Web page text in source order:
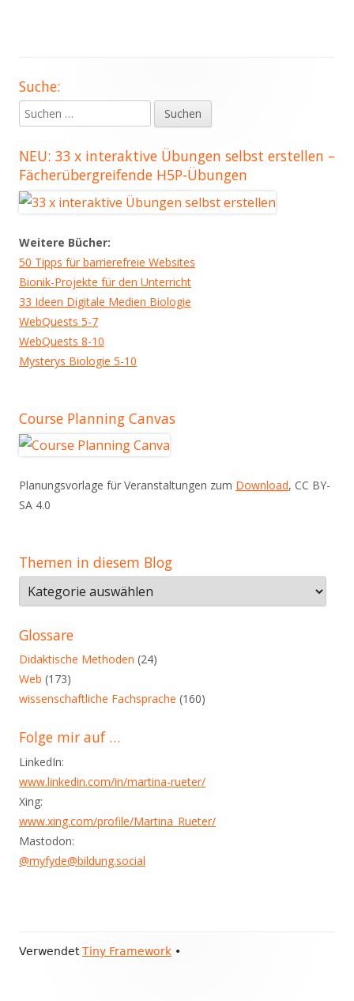
Haupt-
Seitenleiste
Suche:
Suchen
nach:
NEU: 33 x interaktive Übungen selbst erstellen –
Fächerübergreifende H5P-Übungen
Weitere Bücher:
50 Tipps für barrierefreie Websites
Bionik-Projekte für den Unterricht
33 Ideen Digitale Medien Biologie
WebQuests 5-7
WebQuests 8-10
Mysterys Biologie 5-10
Course Planning Canvas
Planungsvorlage für Veranstaltungen zum Download, CC BY-
SA 4.0
Themen in diesem Blog
Themen
in
diesem
Blog
Glossare
Didaktische Methoden (24)
Web (173)
wissenschaftliche Fachsprache (160)
Folge mir auf …
LinkedIn:
www.linkedin.com/in/martina-rueter/
Xing:
www.xing.com/profile/Martina_Rueter/
Mastodon:
@myfyde@bildung.social
Footer
VerwendetTiny Framework •